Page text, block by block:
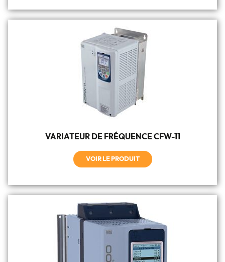
VARIATEUR DE FRÉQUENCE CFW-11
VOIR LE PRODUIT